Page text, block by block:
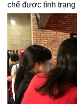
chế được tình trạng